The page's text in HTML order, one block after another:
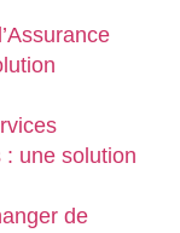
: une solution
de